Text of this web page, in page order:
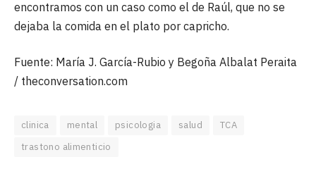
encontramos con un caso como el de Raúl, que no se
dejaba la comida en el plato por capricho.
Fuente: María J. García-Rubio y Begoña Albalat Peraita
/ theconversation.com
clinica mental psicologia salud
TCA
trastono alimenticio